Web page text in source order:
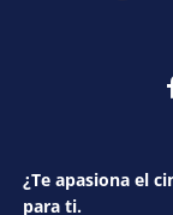
¿Te apasiona el
para ti.